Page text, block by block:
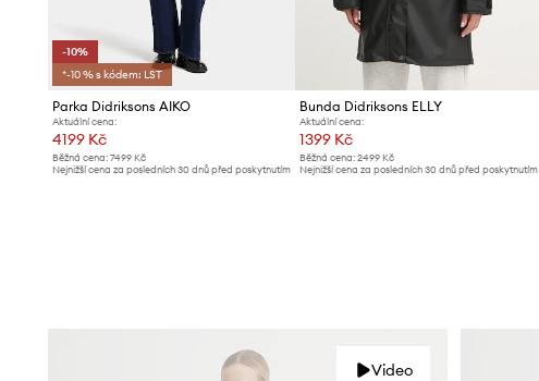
-10%
*-10 % s kódem: LST
Parka Didriksons AIKO
Aktuální cena:
4199 Kč
Běžná cena: 7499 Kč
Nejnižší cena za posledních 30 dnů před poskytnutím
Bunda Didriksons ELLY
Aktuální cena:
1399 Kč
Běžná cena:2499 Kč
Nejnižší cena za posledních 30 dnů před poskytnutím
Video